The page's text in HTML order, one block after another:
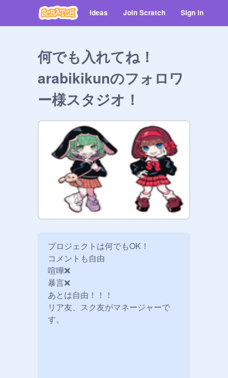
Ideas Join Scratch Sign in
何でも入れてね！
arabikikunのフォロワ
ー様スタジオ！
プロジェクトは何でもOK！
コメントも自由
喧嘩❌️
暴言❌️
あとは自由！！！
リア友、スク友がマネージャーで
す。